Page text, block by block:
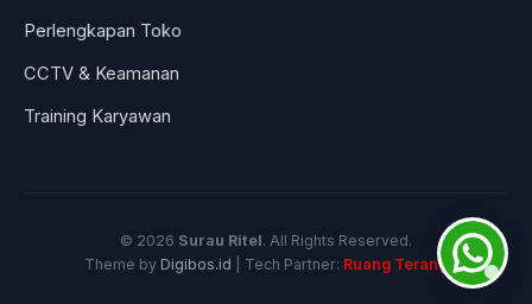
Perlengkapan Toko
CCTV & Keamanan
Training Karyawan
© 2026 Surau Ritel. All Rights Reserved.
Theme by Digibos.id | Tech Partner: Ruang Terang